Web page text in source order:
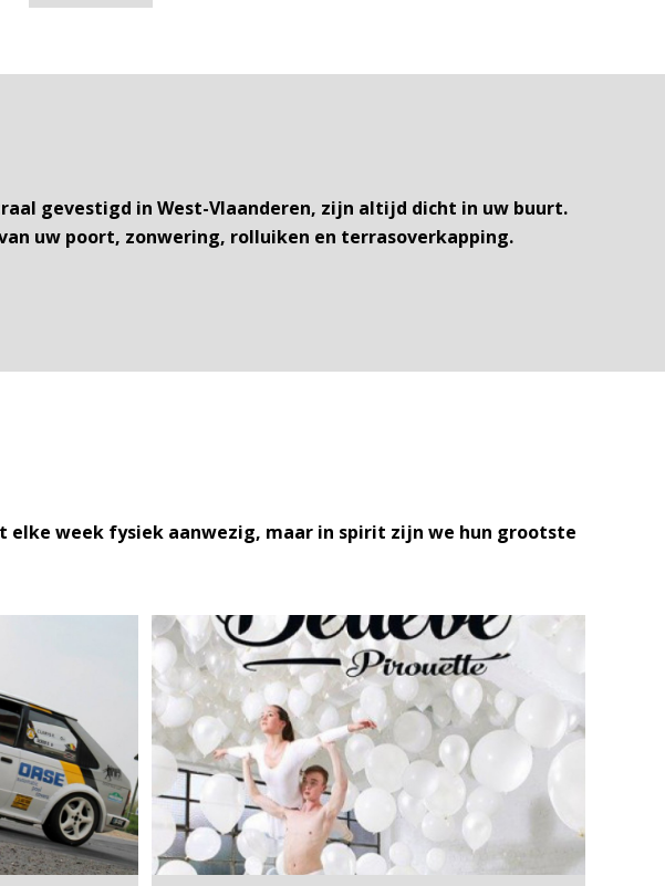
gevestigd in West-Vlaanderen, zijn altijd dicht in uw buurt.
uw poort, zonwering, rolluiken en terrasoverkapping.
elke week fysiek aanwezig, maar in spirit zijn we hun grootste